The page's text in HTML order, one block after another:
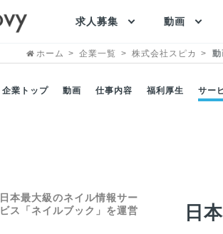
求人募集 動画
ホーム 企業一覧 株式会社スピカ
企業トップ 動画 仕事内容 福利厚生 サー
日本最大級のネイル情報サー
ビス「ネイルブック」を運営
日